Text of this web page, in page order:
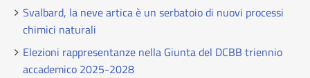
Svalbard, la neve artica è un serbatoio di nuovi processi
chimici naturali
Elezioni rappresentanze nella Giunta del DCBB triennio
accademico 2025-2028